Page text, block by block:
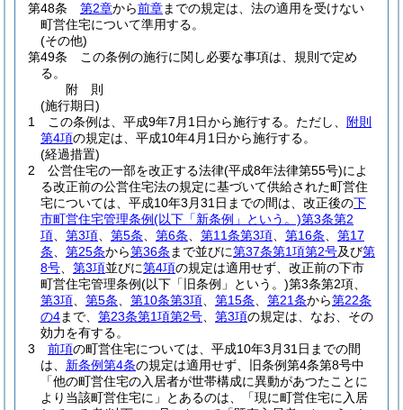
第48条
第2章から前章までの規定は、法の適用を受けない
町営住宅について準用する。
(その他)
第49条
この条例の施行に関し必要な事項は、規則で定め
る。
附 則
(施行期日)
1
この条例は、平成9年7月1日から施行する。 ただし、
附則
第4項の規定は、平成10年4月1日から施行する。
(経過措置)
2
公営住宅の一部を改正する法律(平成8年法律第55号)によ
る改正前の公営住宅法の規定に基づいて供給された町営住
宅については、平成10年3月31日までの間は、改正後の下
市町営住宅管理条例(以下「新条例」という。)第3条第2
項
第3項 第5条 第6条 第11条第3項 第16条
第17
条
第25条から第36条 まで並びに第37条第1項第2号及び第
8号
第3項並びに第4項の規定は適用せず、改正前の下市
町営住宅管理条例(以下「旧条例」という。)第3条第2項、
第3項
第5条 第10条第3項 第15条 第21条から第22条
の4まで、 第23条第1項第2号 第3項の規定は、なお、その
効力を有する。
3
前項の町営住宅については、平成10年3月31日までの間
は、 新条例第4条の規定は適用せず、旧条例第4条第8号中
「他の町営住宅の入居者が世帯構成に異動があつたことに
より当該町営住宅に」とあるのは、「現に町営住宅に入居